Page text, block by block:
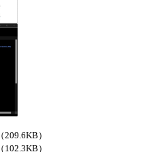
（209.6KB）
（102.3KB）